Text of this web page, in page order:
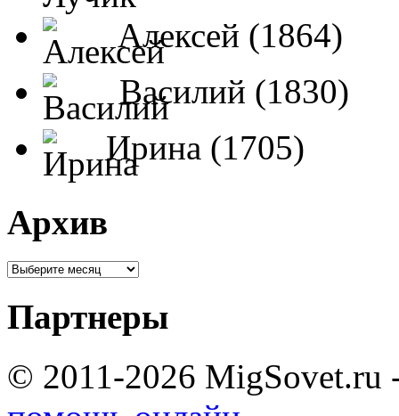
Алексей (1864)
Василий (1830)
Ирина (1705)
Архив
Партнеры
© 2011-2026 MigSovet.ru